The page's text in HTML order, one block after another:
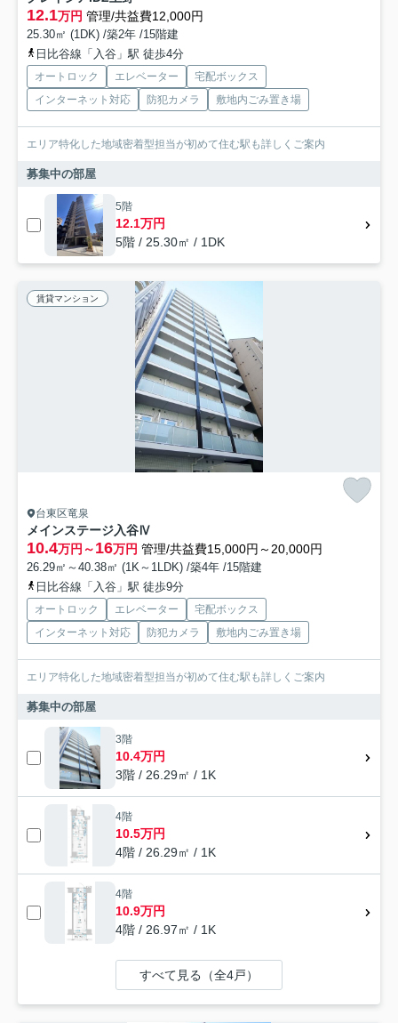
12.1万円 管理/共益費12,000円
25.30㎡ (1DK) /築2年 /15階建
日比谷線「入谷」駅 徒歩4分
オートロック エレベーター
宅配ボックス
インターネット対応
防犯カメラ 敷地内ごみ置き場
エリア特化した地域密着型担当が初めて住む駅も詳しくご案内
募集中の部屋
5階
12.1万円
5階 / 25.30㎡ / 1DK
賃貸マンション
台東区竜泉
メインステージ入谷Ⅳ
10.4万円～16万円 管理/共益費15,000円～20,000円
26.29㎡～40.38㎡ (1K～1LDK) /築4年 /15階建
日比谷線「入谷」駅 徒歩9分
オートロック エレベーター
宅配ボックス
インターネット対応
防犯カメラ 敷地内ごみ置き場
エリア特化した地域密着型担当が初めて住む駅も詳しくご案内
募集中の部屋
3階
10.4万円
3階 / 26.29㎡ / 1K
4階
10.5万円
4階 / 26.29㎡ / 1K
4階
10.9万円
4階 / 26.97㎡ / 1K
すべて見る（全4戸）